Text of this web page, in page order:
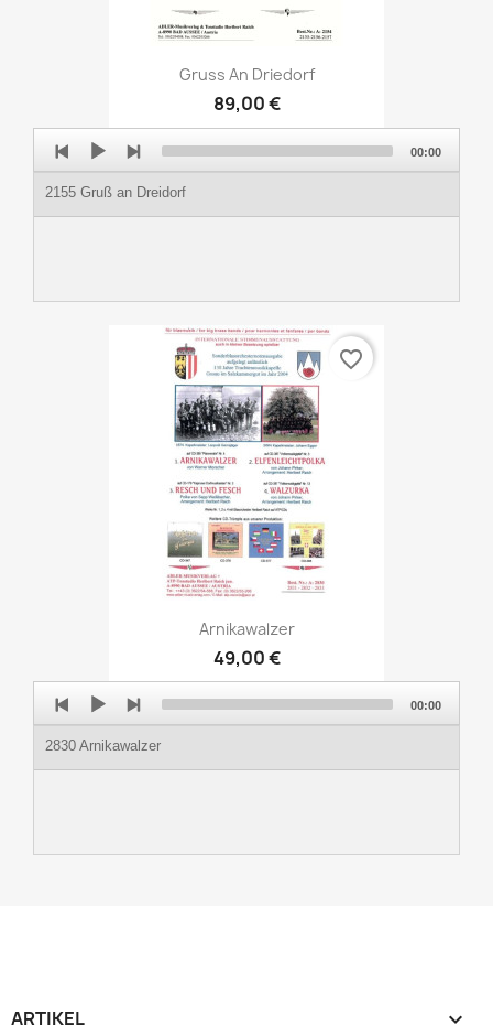
Gruss An Driedorf
89,00 €
Audio
Player
2155 Gruß an Dreidorf
00:00
Arnikawalzer
49,00 €
favorite_border
Player
2830 Arnikawalzer
00:00
ARTIKEL 